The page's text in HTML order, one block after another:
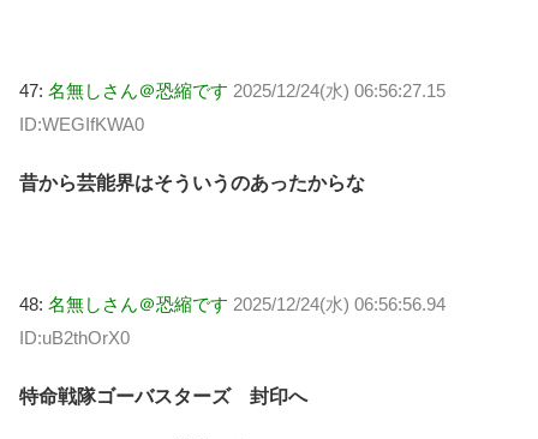
47: 名無しさん＠恐縮です 2025/12/24(水) 06:56:27.15
ID:WEGIfKWA0
昔から芸能界はそういうのあったからな
48: 名無しさん＠恐縮です 2025/12/24(水) 06:56:56.94
ID:uB2thOrX0
特命戦隊ゴーバスターズ 封印へ